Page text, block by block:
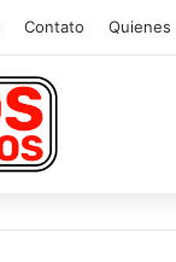
Contato Quienes